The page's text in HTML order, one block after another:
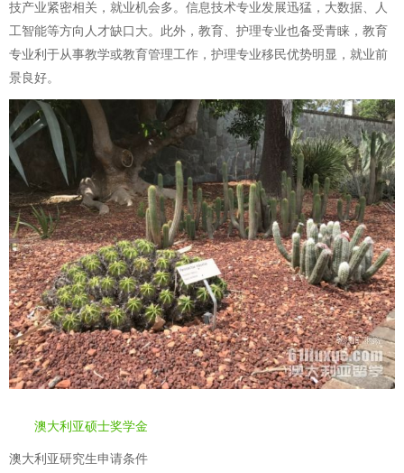
技产业紧密相关，就业机会多。信息技术专业发展迅猛，大数据、人
工智能等方向人才缺口大。此外，教育、护理专业也备受青睐，教育
专业利于从事教学或教育管理工作，护理专业移民优势明显，就业前
景良好。
澳大利亚硕士奖学金
澳大利亚研究生申请条件